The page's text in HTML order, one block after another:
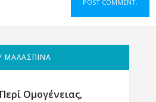
ΜΑΛΑΣΠΙΝΑ
Περί Ομογένειας,